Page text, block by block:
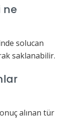
ne
solucan
saklanabilir.
alınan tür